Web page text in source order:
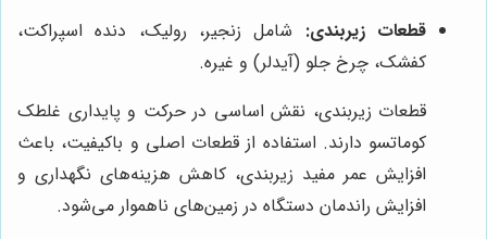
قطعات زیربندی: شامل زنجیر، رولیک، دنده اسپراکت،
کفشک، چرخ جلو (آیدلر) و غیره.
قطعات زیربندی، نقش اساسی در حرکت و پایداری غلطک
کوماتسو دارند. استفاده از قطعات اصلی و باکیفیت، باعث
افزایش عمر مفید زیربندی، کاهش هزینه‌های نگهداری و
افزایش راندمان دستگاه در زمین‌های ناهموار می‌شود.